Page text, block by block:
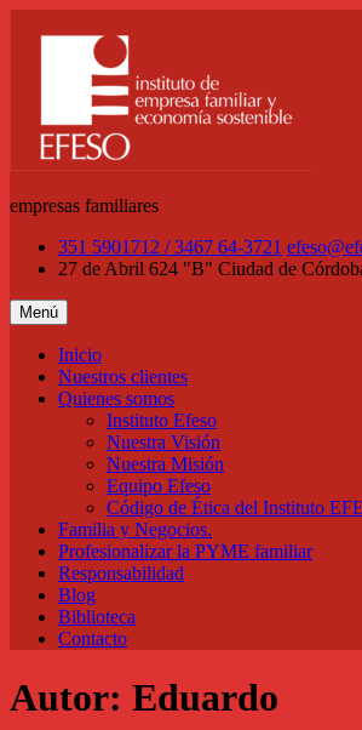
empresas familiares
351 5901712 / 3467 64-3721
27 de Abril 624 "B" Ciudad de
Menú
Inicio
Nuestros clientes
Quienes somos
Instituto Efeso
Nuestra Visión
Nuestra Misión
Equipo Efeso
Código de Ética del Instituto
Familia y Negocios.
Profesionalizar la PYME familiar
Responsabilidad
Blog
Biblioteca
Contacto
Autor: Eduardo